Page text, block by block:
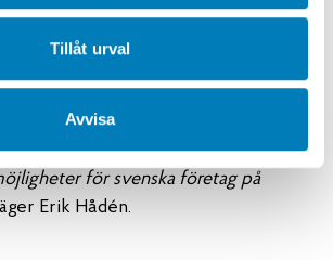
Tillåt urval
Avvisa
utvecklingen gör att
och Nordamerika. Det kanske
är Afrika där befolkningen
öka kraftigt vilket torde skapa
för svenska företag på
Erik Hådén.